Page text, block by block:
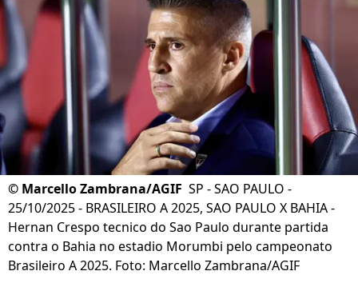
© Marcello Zambrana/AGIF SP - SAO PAULO -
25/10/2025 - BRASILEIRO A 2025, SAO PAULO X BAHIA -
Hernan Crespo tecnico do Sao Paulo durante partida
contra o Bahia no estadio Morumbi pelo campeonato
Brasileiro A 2025. Foto: Marcello Zambrana/AGIF